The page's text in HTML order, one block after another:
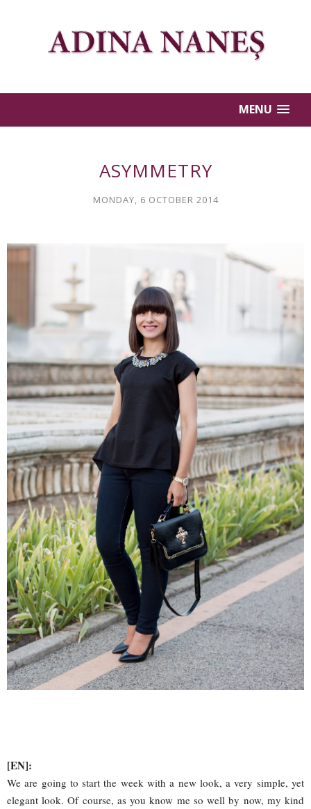
MENU
ASYMMETRY
MONDAY, 6 OCTOBER 2014
[EN]:
We are going to start the week with a new look, a very simple, yet
elegant look. Of course, as you know me so well by now, my kind